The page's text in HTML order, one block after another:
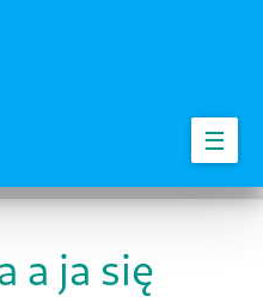
☰
a ja się